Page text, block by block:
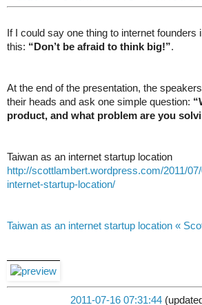
If I could say one thing to internet founders
this: “Don’t be afraid to think big!”.
At the end of the presentation, the
their heads and ask one simple question:
product, and what problem are you
Taiwan as an internet startup location
http://scottlambert.wordpress.com/2011/
internet-startup-location/
Taiwan as an internet startup location «
2011-07-16 07:31:44